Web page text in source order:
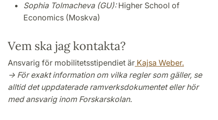
Sophia Tolmacheva (GU):Higher School of
Economics (Moskva)
Vem ska jag kontakta?
Ansvarig för mobilitetsstipendiet är Kajsa Weber.
→ För exakt information om vilka regler som gäller, se
alltid det uppdaterade ramverksdokumentet eller hör
med ansvarig inom Forskarskolan.